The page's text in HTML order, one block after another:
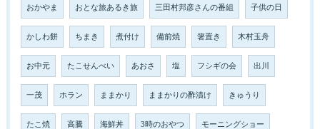
おかやま おとな旅あるき旅 三田村邦彦さんの番組 子供の日
かしわ餅 ちまき 煮付け 備前焼 箸置き 木村玉舟
お中元 たこせんべい あおさ 塩 フシギの会 出川
一茂 ホラン ままかり ままかりの酢漬け きゅうり
たこ焼 高騰 海鮮丼 3時のおやつ モーニングショー